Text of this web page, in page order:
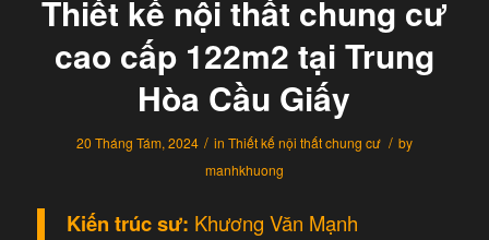
Thiết kế nội thất chung cư
cao cấp 122m2 tại Trung
Hòa Cầu Giấy
20 Tháng Tám, 2024 / in Thiết kế nội thất chung cư / by
manhkhuong
Kiến trúc sư: Khương Văn Mạnh